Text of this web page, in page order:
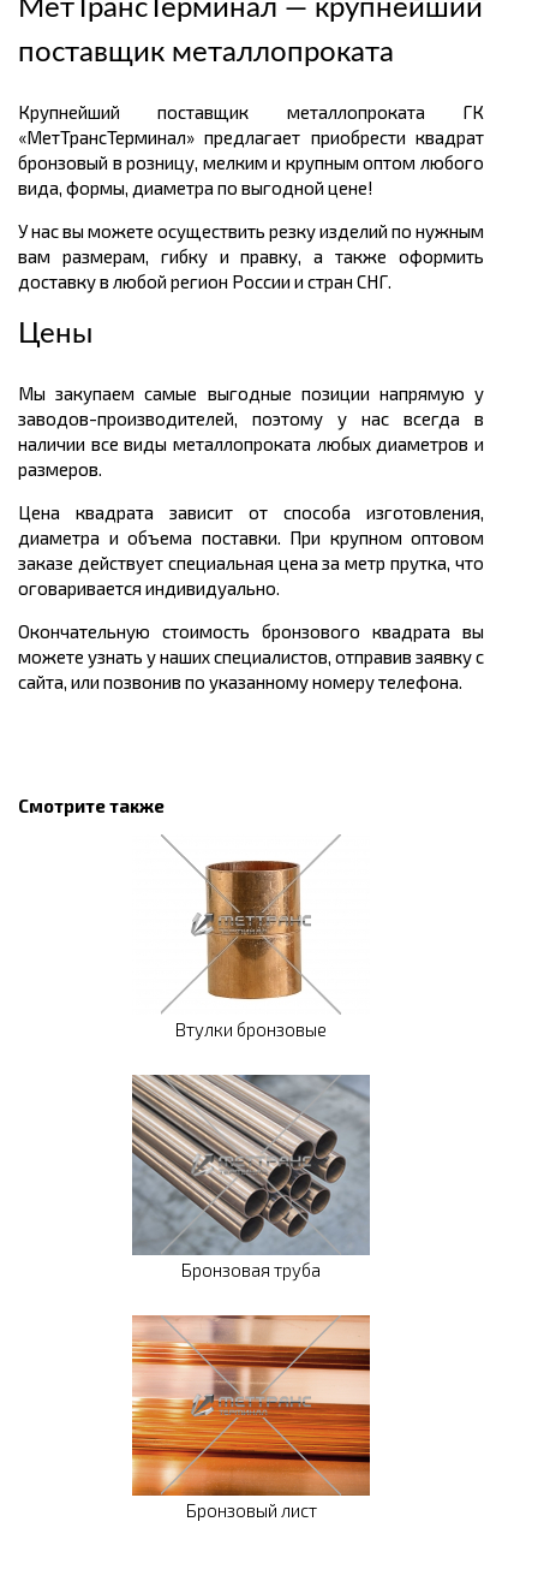
МетТрансТерминал — крупнейший
поставщик металлопроката
Крупнейший поставщик металлопроката ГК
«МетТрансТерминал» предлагает приобрести квадрат
бронзовый в розницу, мелким и крупным оптом любого
вида, формы, диаметра по выгодной цене!
У нас вы можете осуществить резку изделий по нужным
вам размерам, гибку и правку, а также оформить
доставку в любой регион России и стран СНГ.
Цены
Мы закупаем самые выгодные позиции напрямую у
заводов-производителей, поэтому у нас всегда в
наличии все виды металлопроката любых диаметров и
размеров.
Цена квадрата зависит от способа изготовления,
диаметра и объема поставки. При крупном оптовом
заказе действует специальная цена за метр прутка, что
оговаривается индивидуально.
Окончательную стоимость бронзового квадрата вы
можете узнать у наших специалистов, отправив заявку с
сайта, или позвонив по указанному номеру телефона.
Смотрите также
Втулки бронзовые
Бронзовая труба
Бронзовый лист